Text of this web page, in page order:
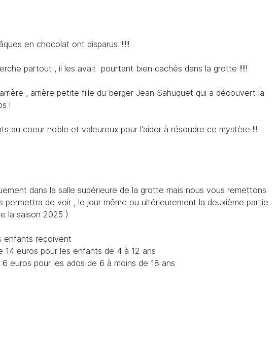
Vous pouvez vous désinscrire
en chocolat ont disparus !!!!!!
partout , il les avait pourtant bien cachés dans la grotte !!!!!
, arrière petite fille du berger Jean Sahuquet qui a découvert la
!
au coeur noble et valeureux pour l'aider à résoudre ce mystère !!!
dans la salle supérieure de la grotte mais nous vous remettons
permettra de voir , le jour même ou ultérieurement la deuxième partie
la saison 2025 )
enfants reçoivent
14 euros pour les enfants de 4 à 12 ans
euros pour les ados de 6 à moins de 18 ans